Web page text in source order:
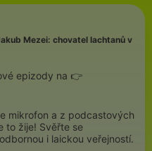
Mezei: chovatel lachtanů v
epizody na 👉
mikrofon a z podcastových
to žije! Svěřte se
i laickou veřejností.